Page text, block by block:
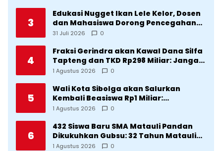
3
Edukasi Nugget Ikan Lele Kelor, Dosen
dan Mahasiswa Dorong Pencegahan
Stunting di Desa Silangkitang
31 Juli 2026 0
4
Fraksi Gerindra akan Kawal Dana Silfa
Tapteng dan TKD Rp298 Miliar: Jangan
Sampai Pekerjaan Pusat dan Provinsi
1 Agustus 2026 0
5
Wali Kota Sibolga akan Salurkan
Kembali Beasiswa Rp1 Miliar:
Diproritaskan Mahasiswa Korban
1 Agustus 2026 0
6
432 Siswa Baru SMA Matauli Pandan
Dikukuhkan Gubsu: 32 Tahun Matauli
Cetak SDM Unggul
1 Agustus 2026 0